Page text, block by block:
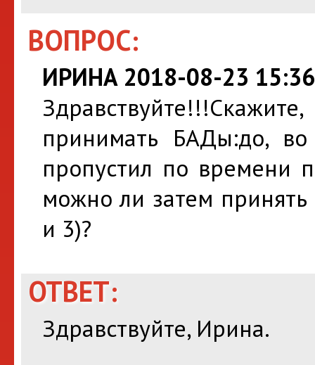
ВОПРОС:
ИРИНА 2018-08-23
принимать БАДы:до,
пропустил по времени
можно ли затем
и 3)?
ОТВЕТ:
Здравствуйте, Ирина.